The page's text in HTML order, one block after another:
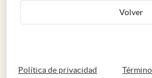
Volver
Política de privacidad abre en nueva